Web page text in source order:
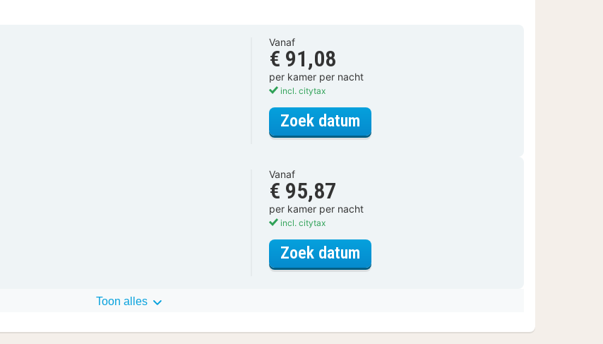
Vanaf
€ 91,08
per kamer per nacht
incl. citytax
Zoek datum
Vanaf
€ 95,87
per kamer per nacht
incl. citytax
Zoek datum
Toon alles